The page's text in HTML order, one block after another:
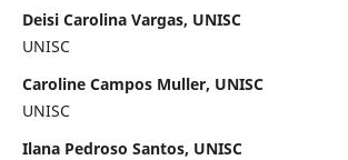
Deisi Carolina Vargas, UNISC
UNISC
Caroline Campos Muller, UNISC
UNISC
Ilana Pedroso Santos, UNISC